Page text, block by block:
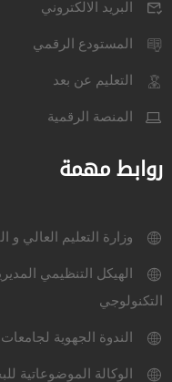
البريد الالكتروني
المستودع الرقمي
التعليم عن بعد
المنصة الرقمية
روابط مهمة
وزارة التعليم العالي و
الهيكل التنظيمي
التكنولوجي
الندوة الجهوية
الوكالة الموضوعاتية